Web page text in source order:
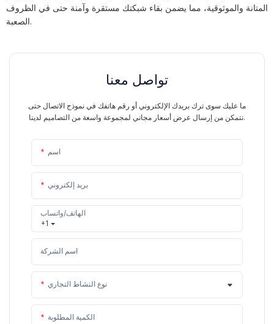
المتانة والموثوقية، مما يضمن بقاء شبكتك مستقرة وآمنة حتى في الظروف
الصعبة.
تواصل معنا
ما عليك سوى ترك بريدك الإلكتروني أو رقم هاتفك في نموذج الاتصال حتى
نتمكن من إرسال عرض أسعار مجاني لمجموعة واسعة من التصاميم لدينا.
اسم
بريد إلكتروني
+1
الهاتف/واتساب
اسم الشركة
نوع النشاط التجاري
الكمية المطلوبة